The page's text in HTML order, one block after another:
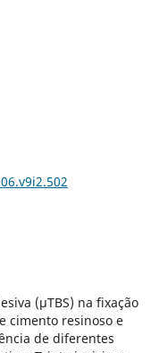
(μTBS) na fixação
cimento resinoso e
de diferentes